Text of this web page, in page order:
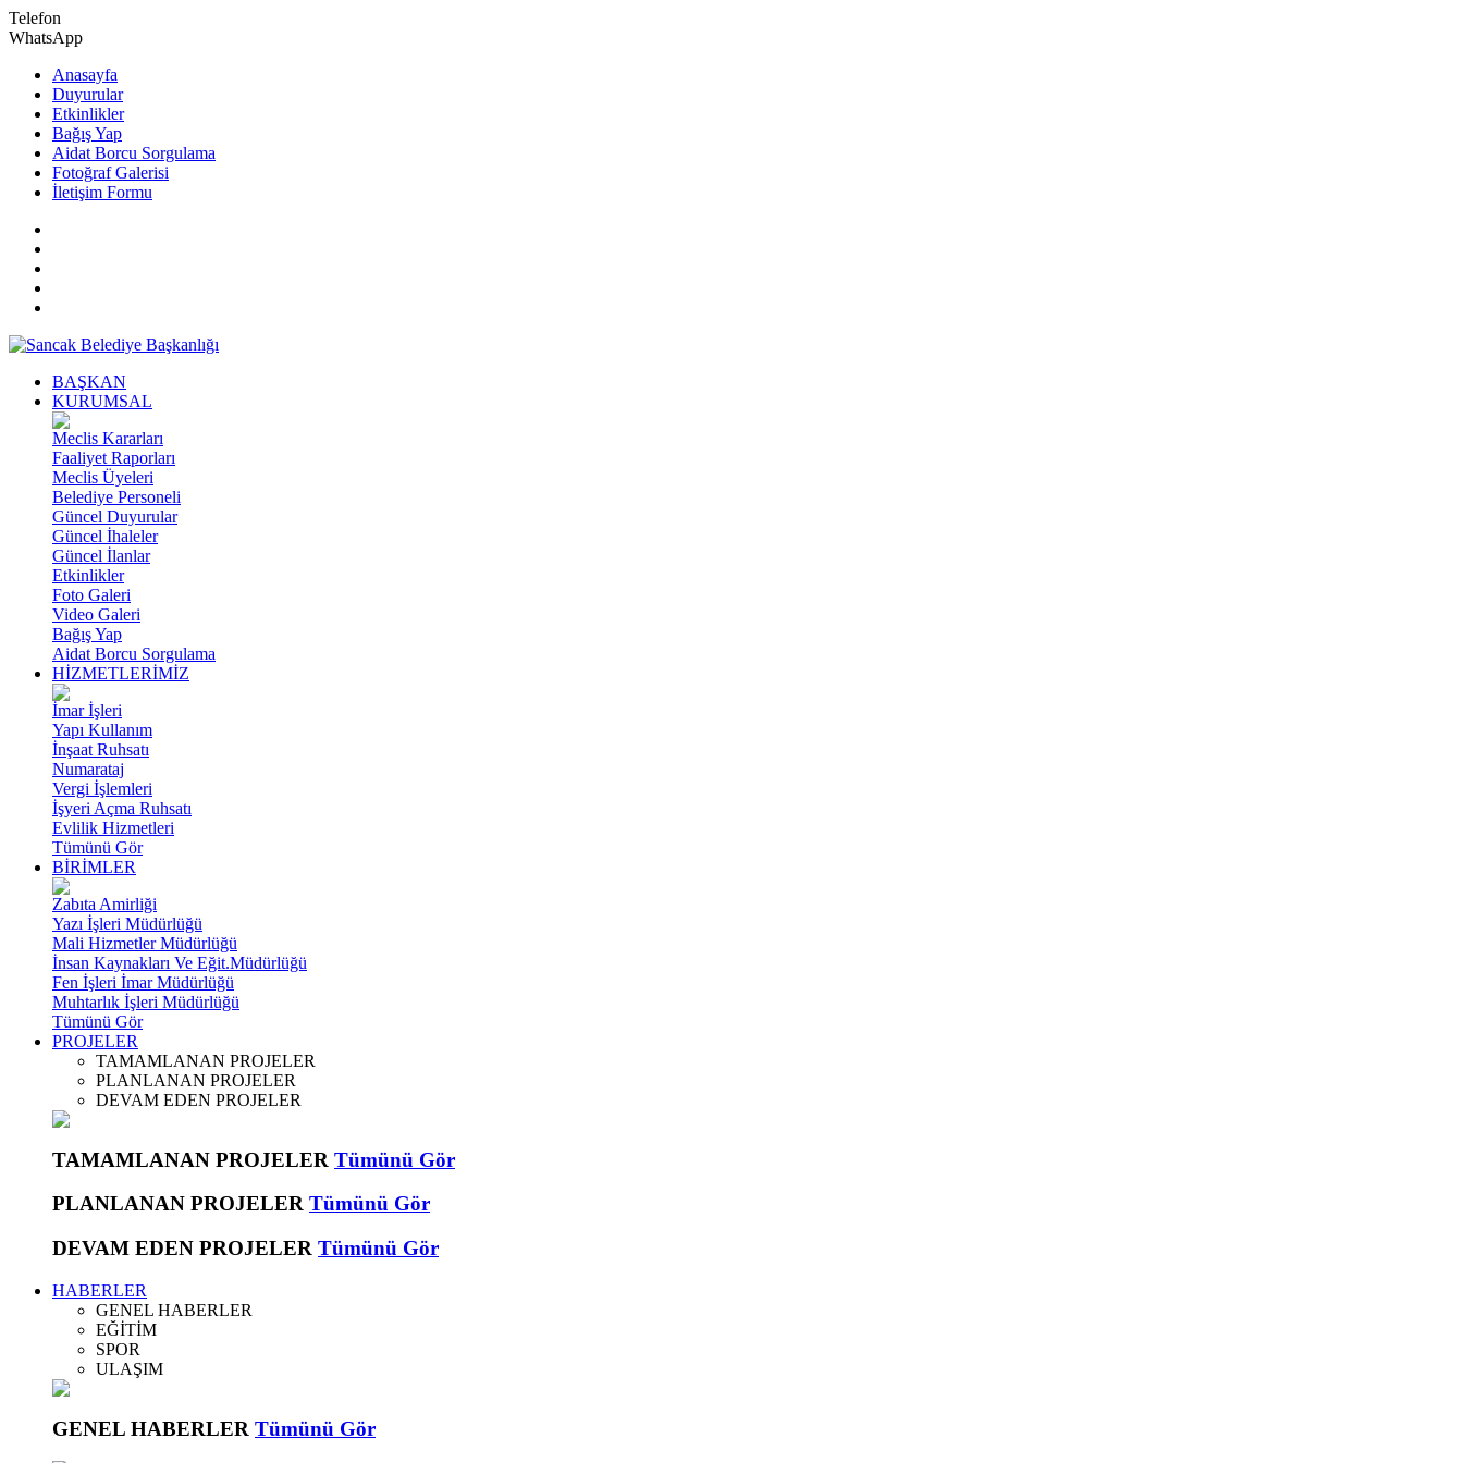
Telefon
WhatsApp
Anasayfa
Duyurular
Etkinlikler
Bağış Yap
Aidat Borcu Sorgulama
Fotoğraf Galerisi
İletişim Formu
BAŞKAN
KURUMSAL
Meclis Kararları
Faaliyet Raporları
Meclis Üyeleri
Belediye Personeli
Güncel Duyurular
Güncel İhaleler
Güncel İlanlar
Etkinlikler
Foto Galeri
Video Galeri
Bağış Yap
Aidat Borcu Sorgulama
HİZMETLERİMİZ
İmar İşleri
Yapı Kullanım
İnşaat Ruhsatı
Numarataj
Vergi İşlemleri
İşyeri Açma Ruhsatı
Evlilik Hizmetleri
Tümünü Gör
BİRİMLER
Zabıta Amirliği
Yazı İşleri Müdürlüğü
Mali Hizmetler Müdürlüğü
İnsan Kaynakları Ve Eğit.Müdürlüğü
Fen İşleri İmar Müdürlüğü
Muhtarlık İşleri Müdürlüğü
Tümünü Gör
PROJELER
TAMAMLANAN PROJELER
PLANLANAN PROJELER
DEVAM EDEN PROJELER
TAMAMLANAN PROJELER Tümünü Gör
PLANLANAN PROJELER Tümünü Gör
DEVAM EDEN PROJELER Tümünü Gör
HABERLER
GENEL HABERLER
EĞİTİM
SPOR
ULAŞIM
GENEL HABERLER Tümünü Gör